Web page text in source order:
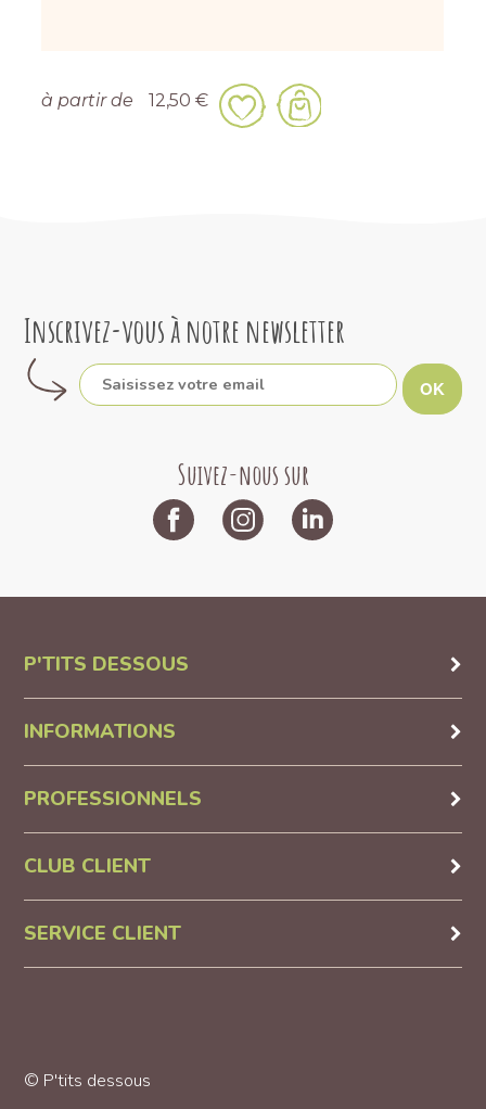
à partir de 12,50 €
Inscrivez-vous à notre newsletter
OK
Suivez-nous sur
P'TITS DESSOUS
INFORMATIONS
PROFESSIONNELS
CLUB CLIENT
SERVICE CLIENT
© P'tits dessous